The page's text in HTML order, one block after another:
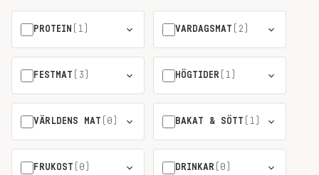
PROTEIN (1) VARDAGSMAT (2)
FESTMAT (3) HÖGTIDER (1)
VÄRLDENS MAT (0) BAKAT & SÖTT (1)
FRUKOST (0) DRINKAR (0)